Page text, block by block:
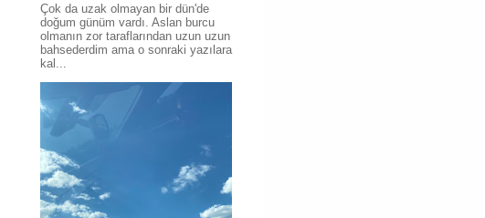
Çok da uzak olmayan bir dün'de
doğum günüm vardı. Aslan burcu
olmanın zor taraflarından uzun uzun
bahsederdim ama o sonraki yazılara
kal...